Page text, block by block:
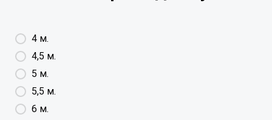
4 м.
4,5 м.
5 м.
5,5 м.
6 м.